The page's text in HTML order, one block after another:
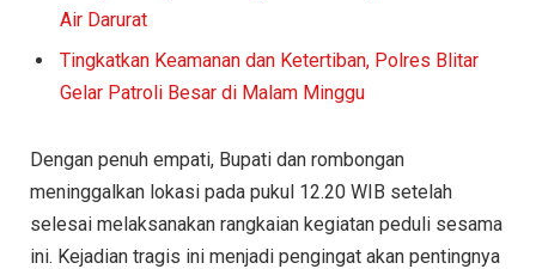
Air Darurat
Tingkatkan Keamanan dan Ketertiban, Polres Blitar
Gelar Patroli Besar di Malam Minggu
Dengan penuh empati, Bupati dan rombongan
meninggalkan lokasi pada pukul 12.20 WIB setelah
selesai melaksanakan rangkaian kegiatan peduli sesama
ini. Kejadian tragis ini menjadi pengingat akan pentingnya